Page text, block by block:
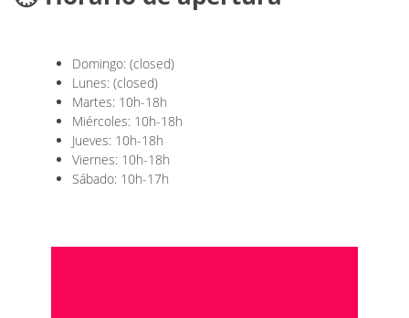
Domingo: (closed)
Lunes: (closed)
Martes: 10h-18h
Miércoles: 10h-18h
Jueves: 10h-18h
Viernes: 10h-18h
Sábado: 10h-17h